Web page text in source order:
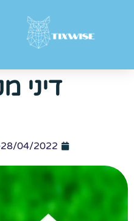
דיני
28/04/2022